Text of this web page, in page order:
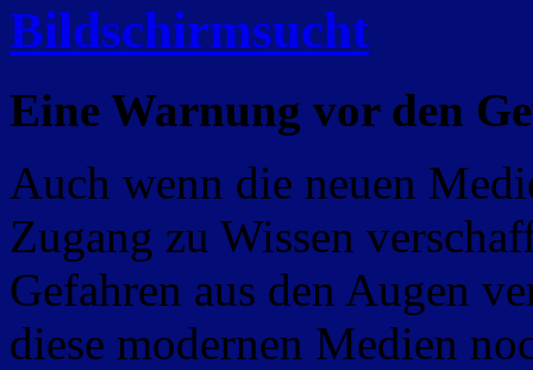
Bildschirmsucht
Eine Warnung vor den
Auch wenn die neuen
Zugang zu Wissen
Gefahren aus den Augen
diese modernen Medien